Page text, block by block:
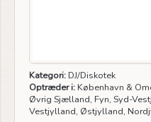
Kategori: DJ/Diskotek
Optræder i: København &
Øvrig Sjælland, Fyn, Syd-
Vestjylland, Østjylland,